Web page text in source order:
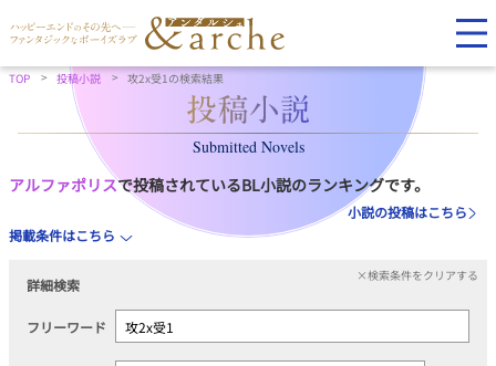
TOP 投稿小説 攻2x受1の検索結果
Submitted Novels
アルファポリスで投稿されているBL小説のランキングです。
小説の投稿はこちら
掲載条件はこちら
詳細検索
×検索条件をクリアする
フリーワード